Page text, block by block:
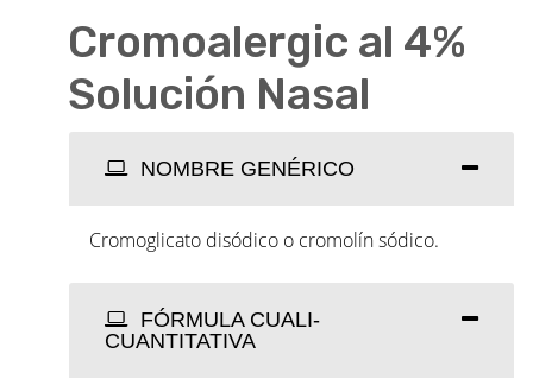
Cromoalergic al 4%
Solución Nasal
NOMBRE GENÉRICO
Cromoglicato disódico o cromolín sódico.
FÓRMULA CUALI-
CUANTITATIVA